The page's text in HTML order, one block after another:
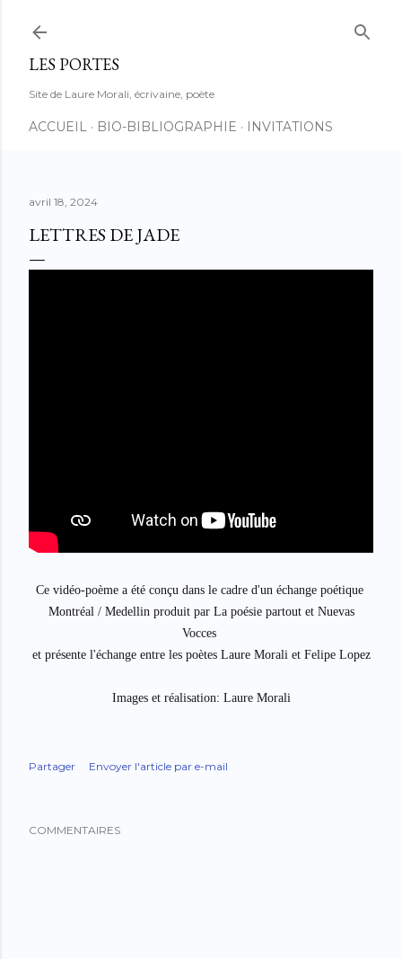
LES PORTES
Site de Laure Morali, écrivaine, poète
ACCUEIL BIO-BIBLIOGRAPHIE INVITATIONS
avril 18, 2024
LETTRES DE JADE
Ce vidéo-poème a été conçu dans le cadre d'un échange poétique
Montréal / Medellin produit par La poésie partout et Nuevas
Vocces
et présente l'échange entre les poètes Laure Morali et Felipe Lopez
Images et réalisation: Laure Morali
Partager Envoyer l'article par e-mail
COMMENTAIRES